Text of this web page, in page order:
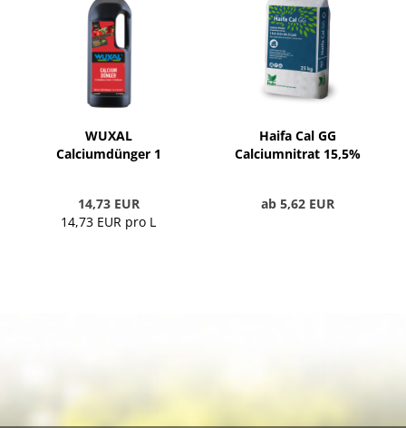
WUXAL
Calciumdünger 1
14,73 EUR
14,73 EUR pro L
Haifa Cal GG
Calciumnitrat 15,5%
ab 5,62 EUR